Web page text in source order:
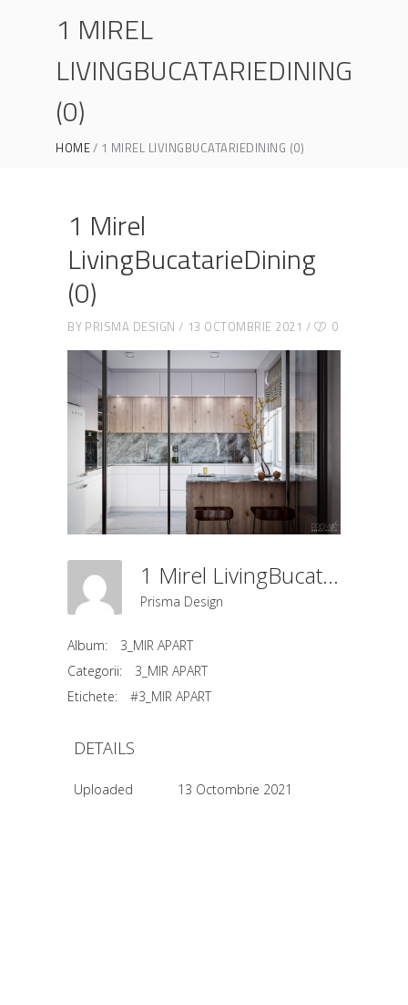
1 MIREL
LIVINGBUCATARIEDINING
(0)
HOME 1 MIREL LIVINGBUCATARIEDINING (0)
1 Mirel
LivingBucatarieDining
(0)
BY PRISMA DESIGN 13 OCTOMBRIE 2021 0
1 Mirel LivingBucatarieDining (0)
Prisma Design
Album:
3_MIR APART
Categorii:
3_MIR APART
Etichete:
#3_MIR APART
DETAILS
Uploaded 13 Octombrie 2021